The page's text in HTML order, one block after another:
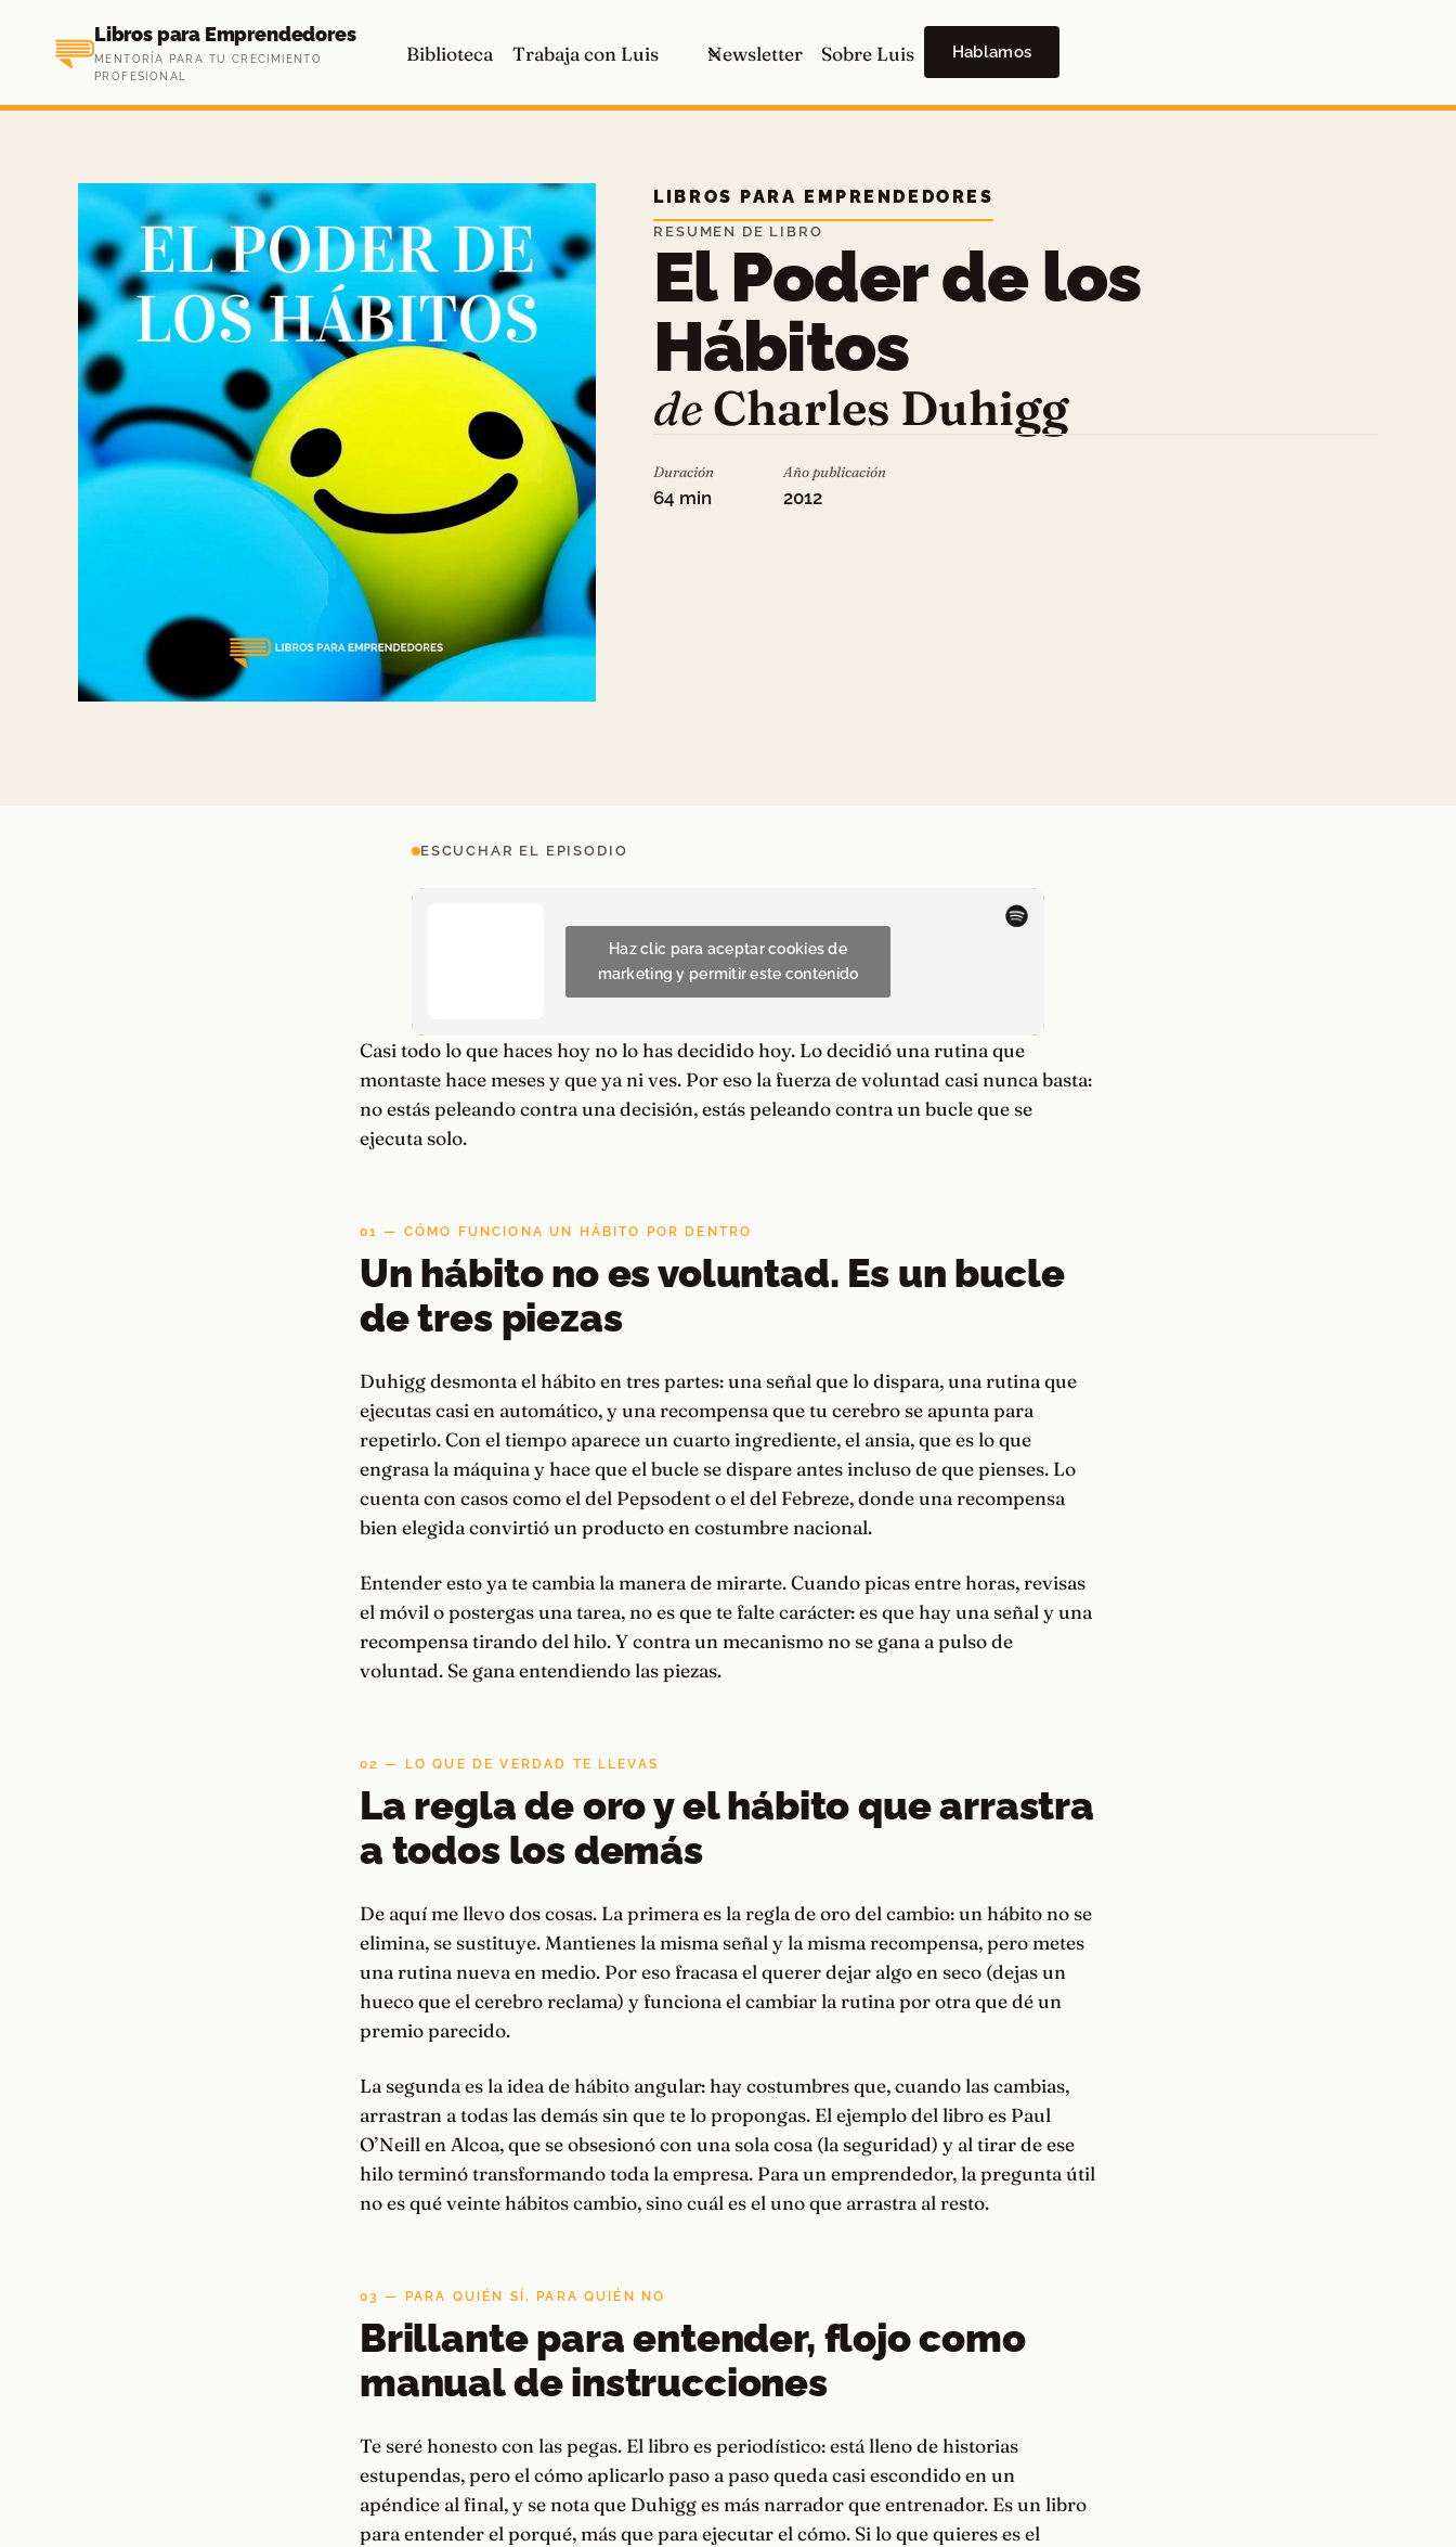
contenido
Libros para Emprendedores
MENTORÍA PARA TU CRECIMIENTO
PROFESIONAL
Biblioteca Trabaja con Luis Newsletter Sobre Luis Hablamos
LIBROS PARA EMPRENDEDORES
RESUMEN DE LIBRO
El Poder de los
Hábitos
deCharles Duhigg
Duración
64 min
Año publicación
2012
ESCUCHAR EL EPISODIO
Haz clic para aceptar cookies de
marketing y permitir este contenido
Casi todo lo que haces hoy no lo has decidido hoy. Lo decidió una rutina que
montaste hace meses y que ya ni ves. Por eso la fuerza de voluntad casi nunca basta:
no estás peleando contra una decisión, estás peleando contra un bucle que se
ejecuta solo.
01 — CÓMO FUNCIONA UN HÁBITO POR DENTRO
Un hábito no es voluntad. Es un bucle
de tres piezas
Duhigg desmonta el hábito en tres partes: una señal que lo dispara, una rutina que
ejecutas casi en automático, y una recompensa que tu cerebro se apunta para
repetirlo. Con el tiempo aparece un cuarto ingrediente, el ansia, que es lo que
engrasa la máquina y hace que el bucle se dispare antes incluso de que pienses. Lo
cuenta con casos como el del Pepsodent o el del Febreze, donde una recompensa
bien elegida convirtió un producto en costumbre nacional.
Entender esto ya te cambia la manera de mirarte. Cuando picas entre horas, revisas
el móvil o postergas una tarea, no es que te falte carácter: es que hay una señal y una
recompensa tirando del hilo. Y contra un mecanismo no se gana a pulso de
voluntad. Se gana entendiendo las piezas.
02 — LO QUE DE VERDAD TE LLEVAS
La regla de oro y el hábito que arrastra
a todos los demás
De aquí me llevo dos cosas. La primera es la regla de oro del cambio: un hábito no se
elimina, se sustituye. Mantienes la misma señal y la misma recompensa, pero metes
una rutina nueva en medio. Por eso fracasa el querer dejar algo en seco (dejas un
hueco que el cerebro reclama) y funciona el cambiar la rutina por otra que dé un
premio parecido.
La segunda es la idea de hábito angular: hay costumbres que, cuando las cambias,
arrastran a todas las demás sin que te lo propongas. El ejemplo del libro es Paul
O’Neill en Alcoa, que se obsesionó con una sola cosa (la seguridad) y al tirar de ese
hilo terminó transformando toda la empresa. Para un emprendedor, la pregunta útil
no es qué veinte hábitos cambio, sino cuál es el uno que arrastra al resto.
03 — PARA QUIÉN SÍ, PARA QUIÉN NO
Brillante para entender, flojo como
manual de instrucciones
Te seré honesto con las pegas. El libro es periodístico: está lleno de historias
estupendas, pero el cómo aplicarlo paso a paso queda casi escondido en un
apéndice al final, y se nota que Duhigg es más narrador que entrenador. Es un libro
para entender el porqué, más que para ejecutar el cómo. Si lo que quieres es el